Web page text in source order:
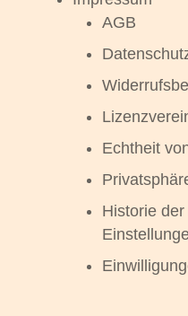
AGB
Echtheit
Historie